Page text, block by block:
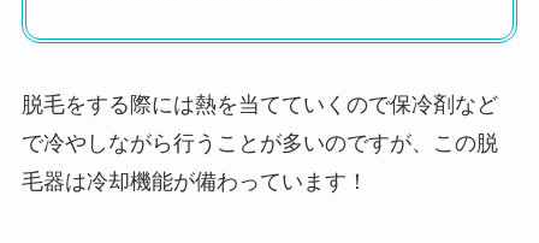
脱毛をする際には熱を当てていくので保冷剤など
で冷やしながら行うことが多いのですが、この脱
毛器は冷却機能が備わっています！